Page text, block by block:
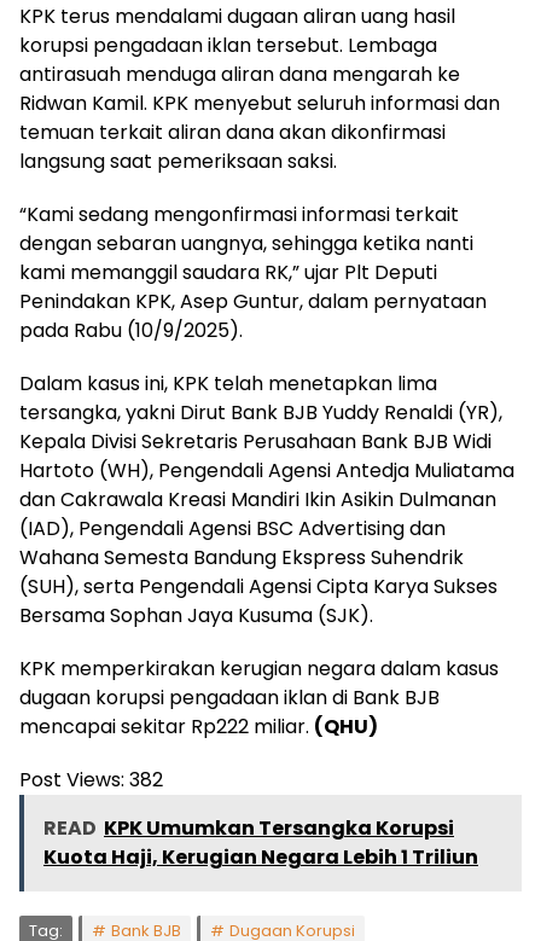
KPK terus mendalami dugaan aliran uang hasil
korupsi pengadaan iklan tersebut. Lembaga
antirasuah menduga aliran dana mengarah ke
Ridwan Kamil. KPK menyebut seluruh informasi dan
temuan terkait aliran dana akan dikonfirmasi
langsung saat pemeriksaan saksi.
“Kami sedang mengonfirmasi informasi terkait
dengan sebaran uangnya, sehingga ketika nanti
kami memanggil saudara RK,” ujar Plt Deputi
Penindakan KPK, Asep Guntur, dalam pernyataan
pada Rabu (10/9/2025).
Dalam kasus ini, KPK telah menetapkan lima
tersangka, yakni Dirut Bank BJB Yuddy Renaldi (YR),
Kepala Divisi Sekretaris Perusahaan Bank BJB Widi
Hartoto (WH), Pengendali Agensi Antedja Muliatama
dan Cakrawala Kreasi Mandiri Ikin Asikin Dulmanan
(IAD), Pengendali Agensi BSC Advertising dan
Wahana Semesta Bandung Ekspress Suhendrik
(SUH), serta Pengendali Agensi Cipta Karya Sukses
Bersama Sophan Jaya Kusuma (SJK).
KPK memperkirakan kerugian negara dalam kasus
dugaan korupsi pengadaan iklan di Bank BJB
mencapai sekitar Rp222 miliar. (QHU)
Post Views: 382
READ KPK Umumkan Tersangka Korupsi
Kuota Haji, Kerugian Negara Lebih 1 Triliun
Tag: Bank BJB Dugaan Korupsi